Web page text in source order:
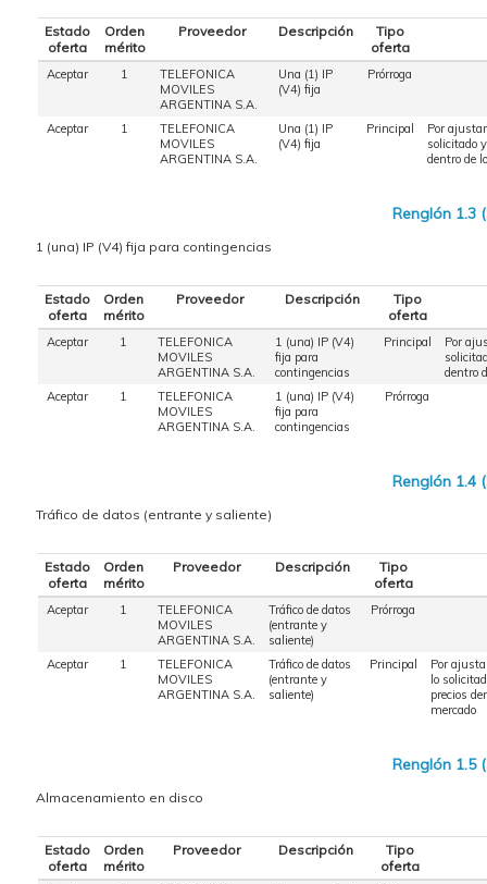
Estado
oferta
Orden
mérito
Proveedor Descripción
Tipo
oferta
Aceptar 1
TELEFONICA
MOVILES
ARGENTINA S.A.
Una (1) IP
(V4) fija
Prórroga
Aceptar 1
TELEFONICA
MOVILES
ARGENTINA S.A.
Una (1) IP
(V4) fija
Principal
Por
solicitado
dentro de
Renglón 1.3
1 (una) IP (V4) fija para contingencias
Estado
oferta
Orden
mérito
Proveedor Descripción
Tipo
oferta
Aceptar 1
TELEFONICA
MOVILES
ARGENTINA S.A.
1 (una) IP (V4)
fija para
contingencias
Principal
Por
dentro
Aceptar
1
TELEFONICA
MOVILES
ARGENTINA S.A.
1 (una) IP (V4)
fija para
contingencias
Prórroga
Renglón 1.4
Tráfico de datos (entrante y saliente)
Estado
oferta
Orden
mérito
Proveedor Descripción
Tipo
oferta
Aceptar 1
TELEFONICA
MOVILES
ARGENTINA S.A.
Tráfico de datos
(entrante y
saliente)
Prórroga
Aceptar 1
TELEFONICA
MOVILES
ARGENTINA S.A.
Tráfico de datos
(entrante y
saliente)
Principal
Por
lo
precios
mercado
Renglón 1.5
Almacenamiento en disco
Estado
oferta
Orden
mérito
Proveedor Descripción
Tipo
oferta